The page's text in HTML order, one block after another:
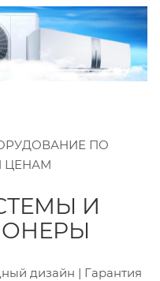
ПО
ЦЕНАМ
И
дизайн | Гарантия